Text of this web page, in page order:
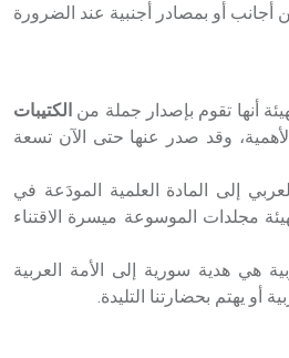
أجانب أو بمصادر أجنبية عند الضرورة
أنها تقوم بإصدار جملة من الكتيبات
وقد صدر عنها حتى الآن تسعة
إلى المادة العلمية المودَعة في
مجلدات الموسوعة ميسرة الاقتناء
هي هدية سورية إلى الأمة العربية
أو يهتم بحضارتنا التليدة.